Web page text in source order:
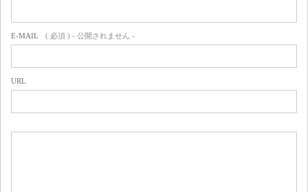
E-MAIL ( 必須 ) - 公開されません -
URL